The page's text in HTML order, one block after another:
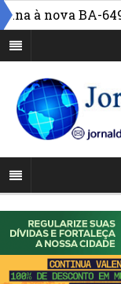
nova BA-649